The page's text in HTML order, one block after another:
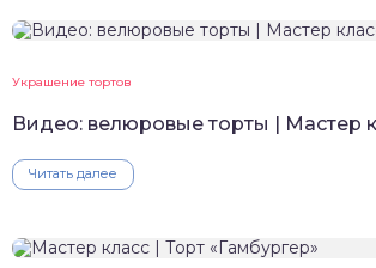
Украшение тортов
Видео: велюровые торты | Мастер
Читать далее